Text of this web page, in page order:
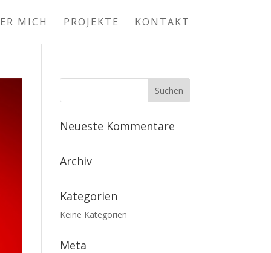
MICH PROJEKTE KONTAKT
Neueste Kommentare
Archiv
Kategorien
Keine Kategorien
Meta